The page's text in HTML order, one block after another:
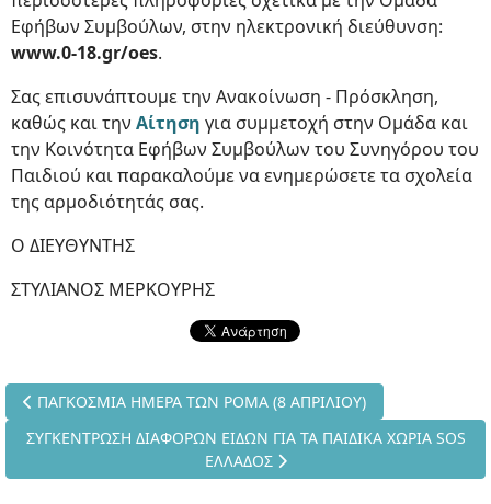
Εφήβων Συμβούλων, στην ηλεκτρονική διεύθυνση:
www.0-18.gr/oes.
Σας επισυνάπτουμε την Ανακοίνωση - Πρόσκληση,
καθώς και την Αίτηση για συμμετοχή στην Ομάδα και
την Κοινότητα Εφήβων Συμβούλων του Συνηγόρου του
Παιδιού και παρακαλούμε να ενημερώσετε τα σχολεία
της αρμοδιότητάς σας.
Ο ΔΙΕΥΘΥΝΤΗΣ
ΣΤΥΛΙΑΝΟΣ ΜΕΡΚΟΥΡΗΣ
Προηγούμενο άρθρο: ΠΑΓΚΟΣΜΙΑ ΗΜΕΡΑ ΤΩΝ ΡΟΜΑ (8
ΠΑΓΚΟΣΜΙΑ ΗΜΕΡΑ ΤΩΝ ΡΟΜΑ (8 ΑΠΡΙΛΙΟΥ)
Επόμενο άρθρο: ΣΥΓΚΕΝΤΡΩΣΗ ΔΙΑΦΟΡΩΝ ΕΙΔΩΝ ΓΙΑ ΤΑ
ΣΥΓΚΕΝΤΡΩΣΗ ΔΙΑΦΟΡΩΝ ΕΙΔΩΝ ΓΙΑ ΤΑ ΠΑΙΔΙΚΑ ΧΩΡΙΑ SOS
ΕΛΛΑΔΟΣ